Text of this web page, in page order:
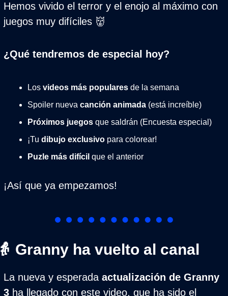
Hemos vivido el terror y el enojo al máximo con
juegos muy difíciles 👹
¿Qué tendremos de especial hoy?
Los videos más populares de la semana
Spoiler nueva canción animada (está increíble)
Próximos juegos que saldrán (Encuesta especial)
¡Tu dibujo exclusivo para colorear!
Puzle más difícil que el anterior
¡Así que ya empezamos!
Granny ha vuelto al canal
La nueva y esperada actualización de Granny
3